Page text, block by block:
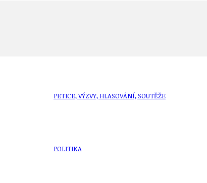
PETICE, VÝZVY, HLASOVÁNÍ, SOUTĚŽE
POLITIKA